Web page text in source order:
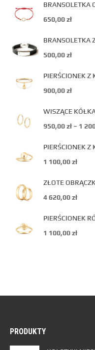
BRANSOLETKA
650,00zł
BRANSOLETKA
500,00zł
PIERŚCIONEK Z
900,00zł
WISZĄCE
950,00zł – 1
PIERŚCIONEK Z
1 100,00zł
ZŁOTE
4 620,00zł
PIERŚCIONEK
1 100,00zł
PRODUKTY